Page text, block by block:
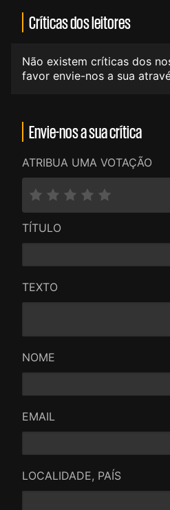
Críticas dos leitores
Não existem críticas dos
favor envie-nos a sua
Envie-nos a sua crítica
ATRIBUA UMA VOTAÇÃO
TÍTULO
TEXTO
NOME
EMAIL
LOCALIDADE, PAÍS